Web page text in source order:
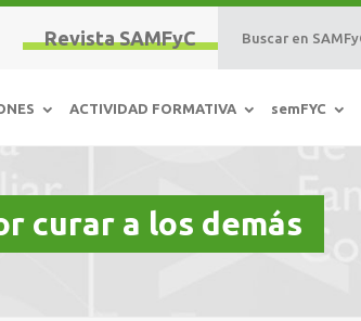
Revista SAMFyC
ACTIVIDAD FORMATIVA semFYC
curar a los demás